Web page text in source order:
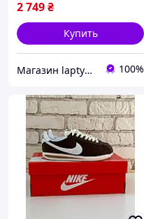
2 749₴
Купить
Магазин laptyclub. Спортивная обувь 100%